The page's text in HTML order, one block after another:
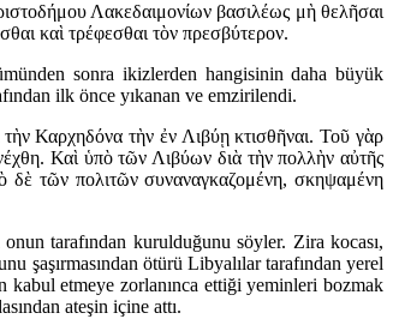
Λακεδαιμονίων βασιλέως μὴ θελῆσαι
καὶ τρέφεσθαι τὸν πρεσβύτερον.
sonra ikizlerden hangisinin daha büyük
ilk önce yıkanan ve emzirilendi.
Καρχηδόνα τὴν ἐν Λιβύῃ κτισθῆναι. Τοῦ γὰρ
Καὶ ὑπὸ τῶν Λιβύων διὰ τὴν πολλὴν αὐτῆς
δὲ τῶν πολιτῶν συναναγκαζομένη, σκηψαμένη
tarafından kurulduğunu söyler. Zira kocası,
şaşırmasından ötürü Libyalılar tarafından yerel
kabul etmeye zorlanınca ettiği yeminleri bozmak
ateşin içine attı.